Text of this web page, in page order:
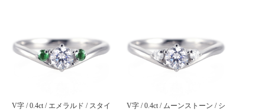
V字 / 0.4ct / エメラルド / スタイ
V字 / 0.4ct / ムーンストーン / シ